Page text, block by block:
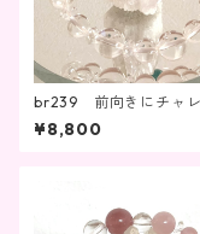
br239 前向きにチャレ
るパワー、可能性を引き
¥8,800